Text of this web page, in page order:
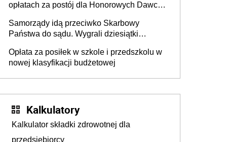
opłatach za postój dla Honorowych Dawców
Samorządy idą przeciwko Skarbowy
Państwa do sądu. Wygrali dziesiątki
Opłata za posiłek w szkole i przedszkolu w
nowej klasyfikacji budżetowej
Kalkulatory
Kalkulator składki zdrowotnej dla
przedsiębiorcy